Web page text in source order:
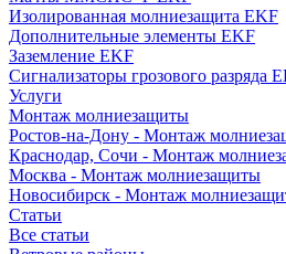
Изолированная молниезащита EKF
Дополнительные элементы EKF
Заземление EKF
Сигнализаторы грозового разряда
Услуги
Монтаж молниезащиты
Ростов-на-Дону - Монтаж
Краснодар, Сочи - Монтаж
Москва - Монтаж молниезащиты
Новосибирск - Монтаж
Статьи
Все статьи